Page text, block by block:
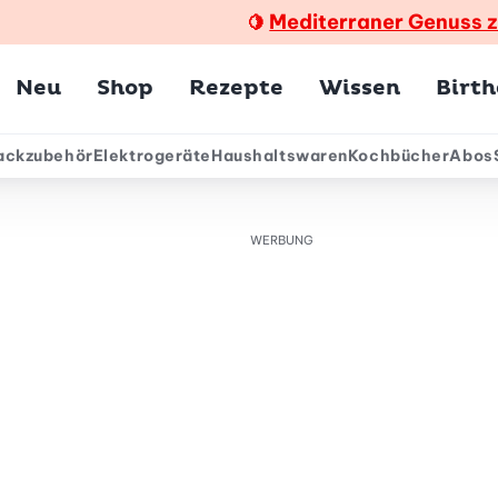
🍋 Mediterraner Genuss
Neu Shop Rezepte Wissen
ElektrogeräteHaushaltswarenKochbücherAbos
WERBUNG